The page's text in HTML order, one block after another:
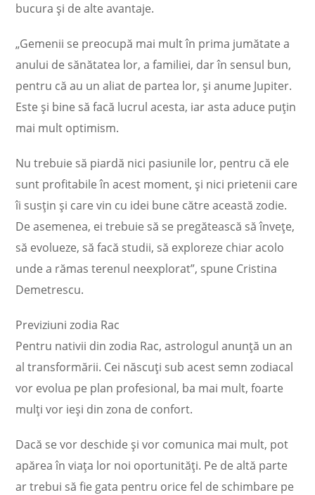
bucura şi de alte avantaje.
„Gemenii se preocupă mai mult în prima jumătate a
anului de sănătatea lor, a familiei, dar în sensul bun,
pentru că au un aliat de partea lor, şi anume Jupiter.
Este şi bine să facă lucrul acesta, iar asta aduce puţin
mai mult optimism.
Nu trebuie să piardă nici pasiunile lor, pentru că ele
sunt profitabile în acest moment, şi nici prietenii care
îi susţin şi care vin cu idei bune către această zodie.
De asemenea, ei trebuie să se pregătească să înveţe,
să evolueze, să facă studii, să exploreze chiar acolo
unde a rămas terenul neexplorat”, spune Cristina
Demetrescu.
Previziuni zodia Rac
Pentru nativii din zodia Rac, astrologul anunță un an
al transformării. Cei născuți sub acest semn zodiacal
vor evolua pe plan profesional, ba mai mult, foarte
mulţi vor ieşi din zona de confort.
Dacă se vor deschide şi vor comunica mai mult, pot
apărea în viaţa lor noi oportunităţi. Pe de altă parte
ar trebui să fie gata pentru orice fel de schimbare pe